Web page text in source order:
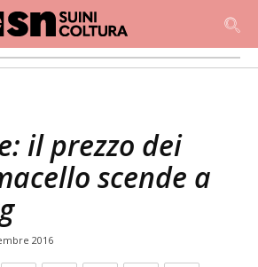
il prezzo dei
scende a
2016